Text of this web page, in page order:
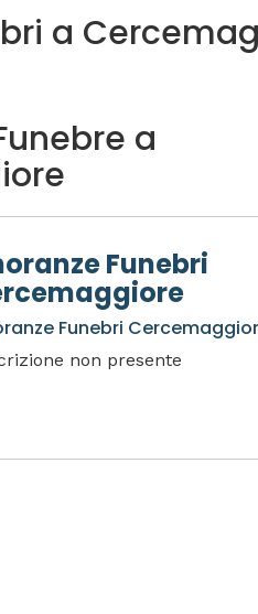
a
a
Funebri
Funebri
non presente